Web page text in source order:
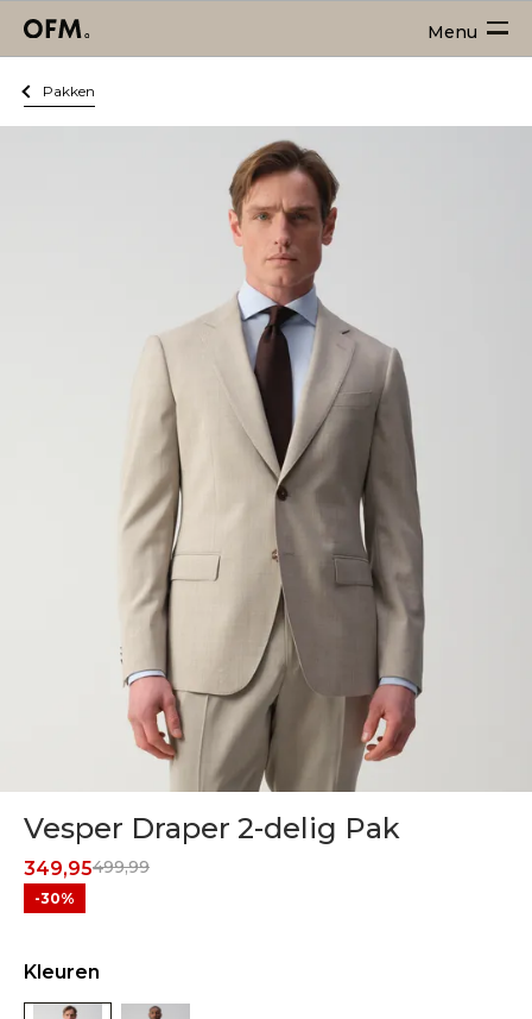
Menu
Pakken
Vesper Draper 2-delig Pak
499,99
349,95
-30%
Kleuren